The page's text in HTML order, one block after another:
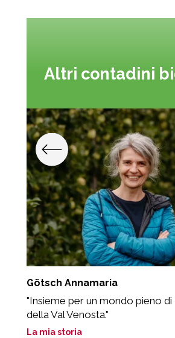
Altri contadini
Götsch Annamaria
"Insieme per un mondo pieno
della Val Venosta."
La mia storia